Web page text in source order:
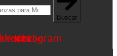
Buscar
Youtube
Instagram